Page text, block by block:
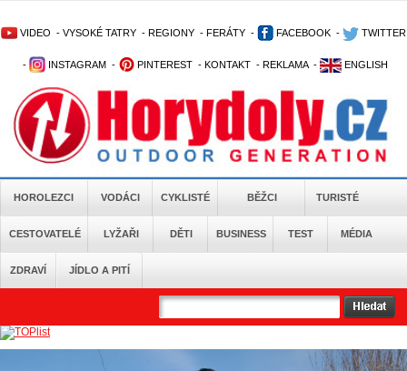
VIDEO - VYSOKÉ TATRY - REGIONY - FERÁTY - FACEBOOK - TWITTER
- INSTAGRAM - PINTEREST - KONTAKT - REKLAMA - ENGLISH
HOROLEZCI VODÁCI CYKLISTÉ BĚŽCI TURISTÉ
CESTOVATELÉ LYŽAŘI DĚTI BUSINESS TEST MÉDIA
ZDRAVÍ JÍDLO A PITÍ